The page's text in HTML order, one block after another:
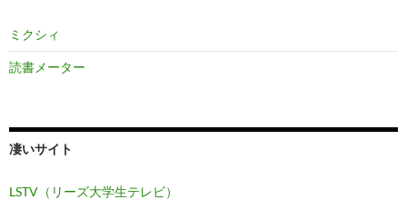
ミクシィ
読書メーター
凄いサイト
LSTV（リーズ大学生テレビ）